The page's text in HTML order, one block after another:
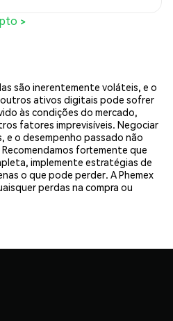
>
são inerentemente voláteis, e o
outros ativos digitais pode sofrer
às condições do mercado,
fatores imprevisíveis. Negociar
e o desempenho passado não
fortemente que
implemente estratégias de
o que pode perder. A Phemex
perdas na compra ou